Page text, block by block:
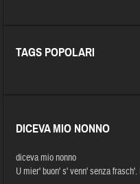
TAGS POPOLARI
DICEVA MIO NONNO
diceva mio nonno
U mier' buon' s' venn' senza